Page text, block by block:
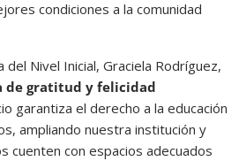
condiciones a la comunidad
Nivel Inicial, Graciela Rodríguez,
de gratitud y felicidad
garantiza el derecho a la educación
ampliando nuestra institución y
cuenten con espacios adecuados